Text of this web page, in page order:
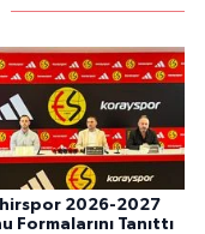
2026-2027
Formalarını Tanıttı